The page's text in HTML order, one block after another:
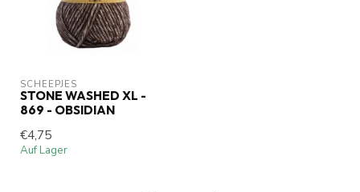
SCHEEPJES
STONE WASHED XL -
869 - OBSIDIAN
€4,75
Auf Lager